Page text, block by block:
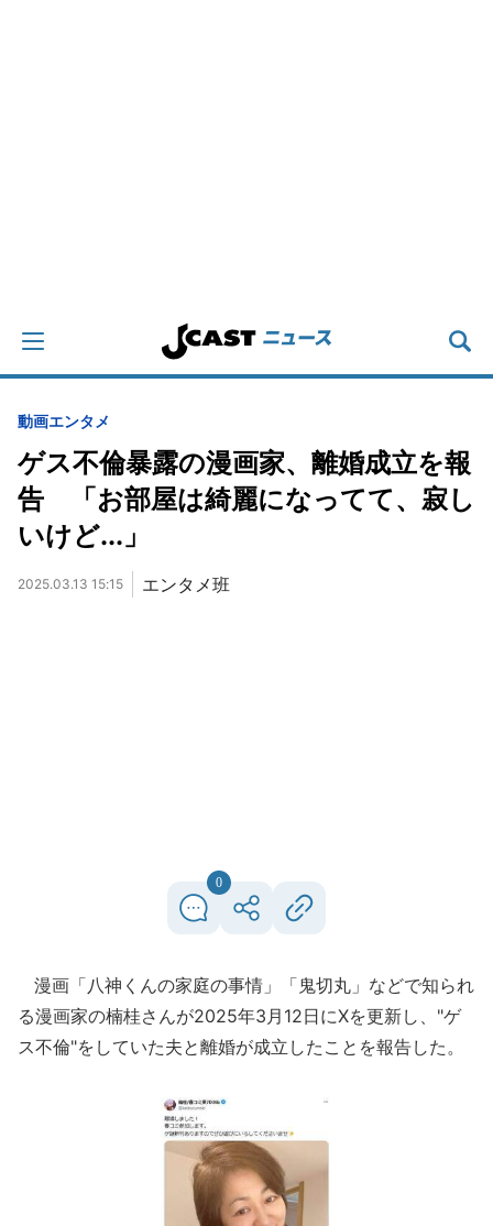
動画エンタメ
ゲス不倫暴露の漫画家、離婚成立を報
告 「お部屋は綺麗になってて、寂し
いけど...」
2025.03.13 15:15 エンタメ班
0
漫画「八神くんの家庭の事情」「鬼切丸」などで知られ
る漫画家の楠桂さんが2025年3月12日にXを更新し、"ゲ
ス不倫"をしていた夫と離婚が成立したことを報告した。